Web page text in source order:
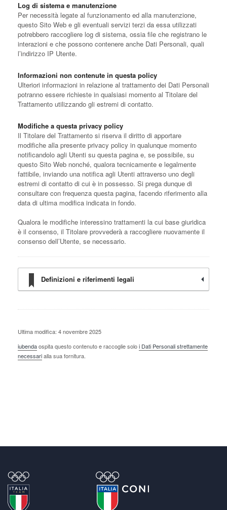
Log di sistema e manutenzione
Per necessità legate al funzionamento ed alla manutenzione,
questo Sito Web e gli eventuali servizi terzi da essa utilizzati
potrebbero raccogliere log di sistema, ossia file che registrano le
interazioni e che possono contenere anche Dati Personali, quali
l’indirizzo IP Utente.
Informazioni non contenute in questa policy
Ulteriori informazioni in relazione al trattamento dei Dati Personali
potranno essere richieste in qualsiasi momento al Titolare del
Trattamento utilizzando gli estremi di contatto.
Modifiche a questa privacy policy
Il Titolare del Trattamento si riserva il diritto di apportare
modifiche alla presente privacy policy in qualunque momento
notificandolo agli Utenti su questa pagina e, se possibile, su
questo Sito Web nonché, qualora tecnicamente e legalmente
fattibile, inviando una notifica agli Utenti attraverso uno degli
estremi di contatto di cui è in possesso. Si prega dunque di
consultare con frequenza questa pagina, facendo riferimento alla
data di ultima modifica indicata in fondo.
Qualora le modifiche interessino trattamenti la cui base giuridica
è il consenso, il Titolare provvederà a raccogliere nuovamente il
consenso dell’Utente, se necessario.
Definizioni e riferimenti legali
Ultima modifica: 4 novembre 2025
iubendaospita questo contenuto e raccoglie soloi Dati Personali strettamente
necessarialla sua fornitura.